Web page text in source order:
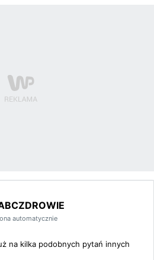
automatycznie
na kilka podobnych pytań innych